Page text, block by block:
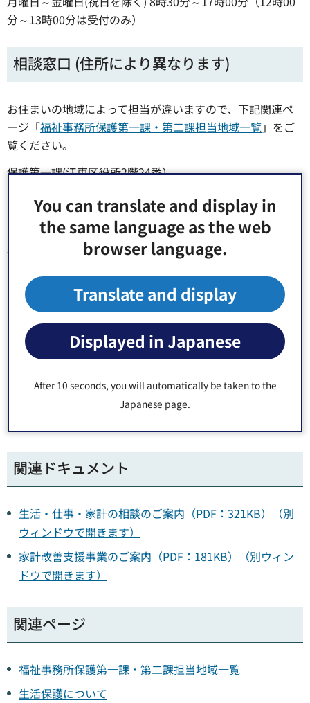
You can translate and display in
the same language as the web
browser language.
Translate and display
Displayed in Japanese
After 10 seconds, you will automatically be taken to the
Japanese page.
分～13時00分は受付のみ）
相談窓口 (住所により異なります)
お住まいの地域によって担当が違いますので、下記関連ペ
ージ「福祉事務所保護第一課・第二課担当地域一覧」をご
覧ください。
保護第一課(江東区役所2階24番）
Fax 03-3647-4917
メール jishi-tan1@city.koto.lg.jp
保護第二課(総合区民センター1階)
Fax 03-3683-3722
メール jishi-tan2@city.koto.lg.jp
Fax・メール の場合は、 氏名・住所・電話番号の記載
をお願
いします。後ほど、相談員より折返しお電話させていただ
なお、3日（年末年始・祝休日除く）を過ぎても電話がない
ようでしたら、お手数ですが、再度Fax・メールをいただき
関連ドキュメント
生活・仕事・家計の相談のご案内（PDF：321KB）（別
ウィンドウで開きます）
家計改善支援事業のご案内（PDF：181KB）（別ウィン
ドウで開きます）
関連ページ
福祉事務所保護第一課・第二課担当地域一覧
生活保護について